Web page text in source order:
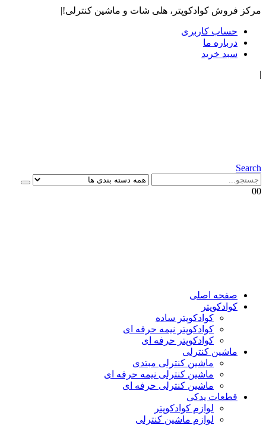
مرکز فروش کوادکوپتر، هلی شات و ماشین کنترلی!|
حساب کاربری
درباره ما
سبد خرید
|
Search
00
صفحه اصلی
کوادکوپتر
کوادکوپتر ساده
کوادکوپتر نیمه حرفه ای
کوادکوپتر حرفه ای
ماشین کنترلی
ماشین کنترلی مبتدی
ماشین کنترلی نیمه حرفه ای
ماشین کنترلی حرفه ای
قطعات یدکی
لوازم کوادکوپتر
لوازم ماشین کنترلی